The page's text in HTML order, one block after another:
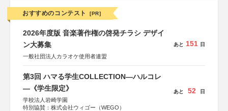
おすすめのコンテスト [PR]
2026年度版 音楽著作権の啓発チラシ デザイ
ン大募集
一般社団法人カラオケ使用者連盟
あと 151 日
第3回 ハマる学生COLLECTION―ハルコレ
―《学生限定》
学校法人岩崎学園
特別協賛：株式会社ウィゴー（WEGO）
あと 52 日